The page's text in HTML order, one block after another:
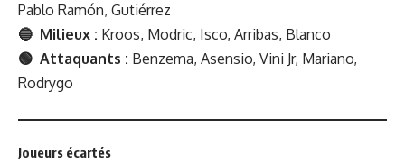
Pablo Ramón, Gutiérrez
🔵 Milieux : Kroos, Modric, Isco, Arribas, Blanco
🟢 Attaquants : Benzema, Asensio, Vini Jr, Mariano,
Rodrygo
Joueurs écartés